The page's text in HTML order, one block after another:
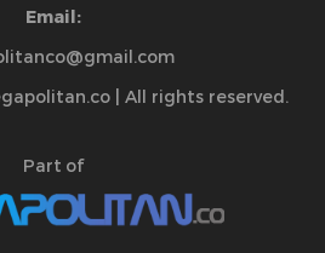
Email:
| All rights reserved.
Part of